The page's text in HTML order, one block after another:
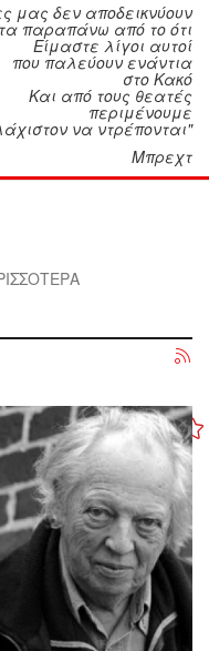
μας δεν αποδεικνύουν
παραπάνω από το ότι
Είμαστε λίγοι αυτοί
που παλεύουν ενάντια
στο Κακό
Και από τους θεατές
περιμένουμε
να ντρέπονται"